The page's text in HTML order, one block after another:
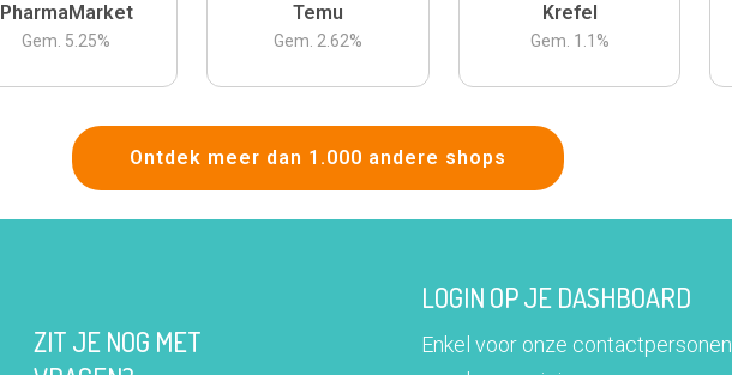
PharmaMarket
Gem. 5.25%
Temu
Gem. 2.62%
Krefel
Gem. 1.1 %
Ontdek meer dan 1.000 andere shops
ZIT JE NOG MET
LOGIN OP JE DASHBOARD
Enkel voor onze contactpersonen